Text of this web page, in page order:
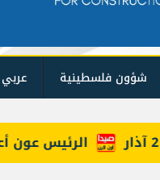
شؤون فلسطينية
الرئيس عون أعاد